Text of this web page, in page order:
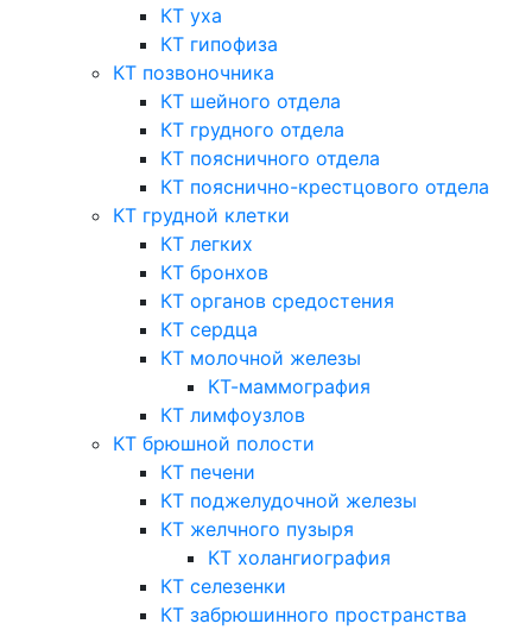
КТ уха
КТ гипофиза
КТ позвоночника
КТ шейного отдела
КТ грудного отдела
КТ поясничного отдела
КТ пояснично-крестцового отдела
КТ грудной клетки
КТ легких
КТ бронхов
КТ органов средостения
КТ сердца
КТ молочной железы
КТ-маммография
КТ лимфоузлов
КТ брюшной полости
КТ печени
КТ поджелудочной железы
КТ желчного пузыря
КТ холангиография
КТ селезенки
КТ забрюшинного пространства